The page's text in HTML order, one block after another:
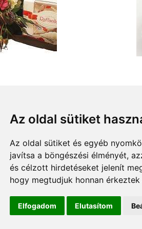
Az oldal sütiket
Az oldal sütiket és egyéb
javítsa a böngészési élményét,
és célzott hirdetéseket jelenít
hogy megtudjuk honnan
Elfogadom Elutasítom
módok
tájékoztató